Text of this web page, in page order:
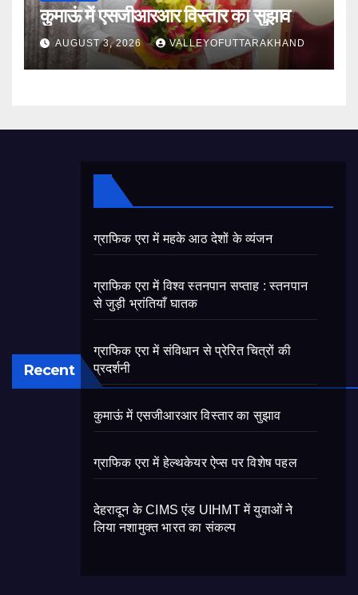
कुमाऊं में एसजीआरआर विस्तार का सुझाव
AUGUST 3, 2026 VALLEYOFUTTARAKHAND
Recent
ग्राफिक एरा में महके आठ देशों के व्यंजन
ग्राफिक एरा में विश्व स्तनपान सप्ताह : स्तनपान
से जुड़ी भ्रांतियाँ घातक
ग्राफिक एरा में संविधान से प्रेरित चित्रों की
प्रदर्शनी
कुमाऊं में एसजीआरआर विस्तार का सुझाव
ग्राफिक एरा में हेल्थकेयर ऐप्स पर विशेष पहल
देहरादून के CIMS एंड UIHMT में युवाओं ने
लिया नशामुक्त भारत का संकल्प